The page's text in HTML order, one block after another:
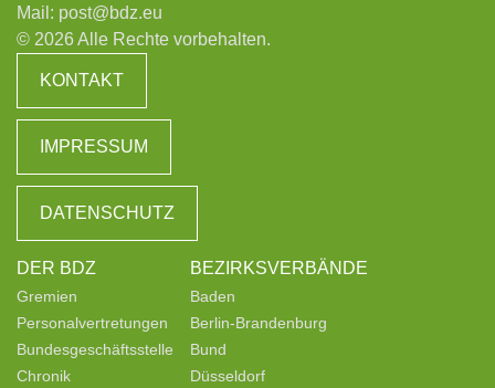
Mail: post@bdz.eu
© 2026 Alle Rechte vorbehalten.
KONTAKT
IMPRESSUM
DATENSCHUTZ
DER BDZ
Gremien
Personalvertretungen
Bundesgeschäftsstelle
Chronik
BEZIRKSVERBÄNDE
Baden
Berlin-Brandenburg
Bund
Düsseldorf